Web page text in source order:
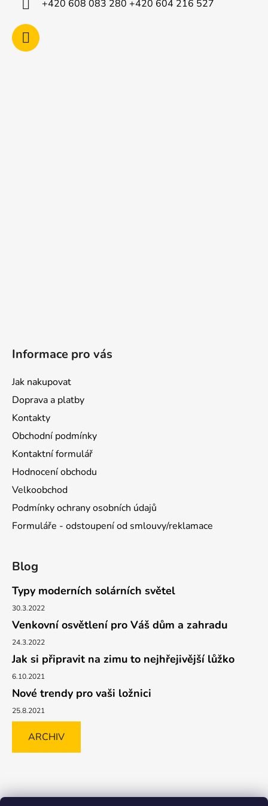
+420 608 083 280 +420 604 216 527
Informace pro vás
Jak nakupovat
Doprava a platby
Kontakty
Obchodní podmínky
Kontaktní formulář
Hodnocení obchodu
Velkoobchod
Podmínky ochrany osobních údajů
Formuláře - odstoupení od smlouvy/reklamace
Blog
Typy moderních solárních světel
30.3.2022
Venkovní osvětlení pro Váš dům a zahradu
24.3.2022
Jak si připravit na zimu to nejhřejivější lůžko
6.10.2021
Nové trendy pro vaši ložnici
25.8.2021
ARCHIV